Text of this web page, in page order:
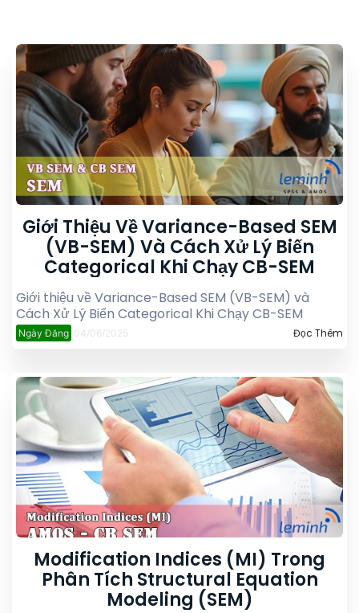
Giới Thiệu Về Variance-Based SEM
(VB-SEM) Và Cách Xử Lý Biến
Categorical Khi Chạy CB-SEM
Giới thiệu về Variance-Based SEM (VB-SEM) và
Cách Xử Lý Biến Categorical Khi Chạy CB-SEM
Ngày Đăng 04/06/2025 Đọc Thêm
Modification Indices (MI) Trong
Phân Tích Structural Equation
Modeling (SEM)